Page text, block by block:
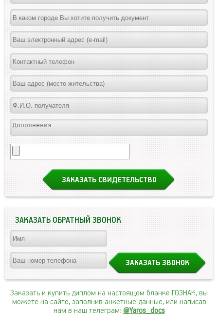
ЗАКАЗАТЬ ОБРАТНЫЙ ЗВОНОК
Заказать и купить диплом на настоящем бланке ГОЗНАК, вы
можете на сайте, заполнив анкетные данные, или написав
нам в наш телеграм: @Yaros_docs